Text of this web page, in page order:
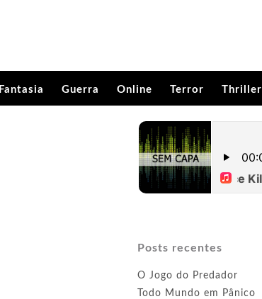
Fantasia Guerra Online Terror Thriller
Posts recentes
O Jogo do Predador
Todo Mundo em Pânico